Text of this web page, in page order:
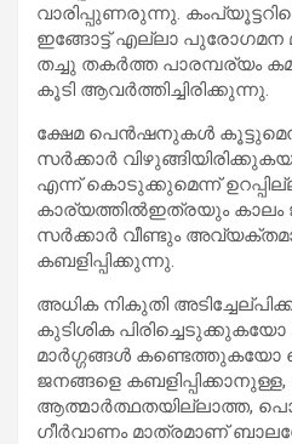
വാരിപ്പുണരുന്നു.
ഇങ്ങോട്ട് എല്ലാ പുരോഗമന
തച്ചു തകര്‍ത്ത പാരമ്പര്യം
കൂടി ആവര്‍ത്തിച്ചിരിക്കുന്നു.
ക്ഷേമ പെന്‍ഷനുകള്‍
സര്‍ക്കാര്‍
എന്ന് കൊടുക്കുമെന്ന്
കാര്യത്തില്‍ഇത്രയും കാലം
സര്‍ക്കാര്‍ വീണ്ടും
കബളിപ്പിക്കുന്നു.
അധിക നികുതി
കുടിശിക
മാര്‍ഗ്ഗങ്ങള്‍ കണ്ടെത്തുകയോ
ജനങ്ങളെ
ആത്മാര്‍ത്ഥതയില്ലാത്ത,
ഗീര്‍വാണം മാത്രമാണ്